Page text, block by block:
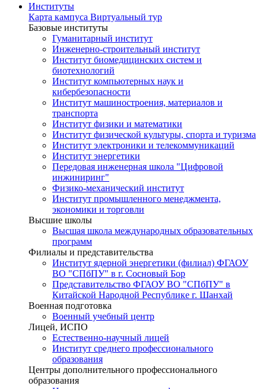
Институты
Карта кампуса Виртуальный тур
Базовые институты
Гуманитарный институт
Инженерно-строительный институт
Институт биомедицинских систем и
биотехнологий
Институт компьютерных наук и
кибербезопасности
Институт машиностроения, материалов и
транспорта
Институт физики и математики
Институт физической культуры, спорта и туризма
Институт электроники и телекоммуникаций
Институт энергетики
Передовая инженерная школа "Цифровой
инжиниринг"
Физико-механический институт
Институт промышленного менеджмента,
экономики и торговли
Высшие школы
Высшая школа международных образовательных
программ
Филиалы и представительства
Институт ядерной энергетики (филиал) ФГАОУ
ВО "СПбПУ" в г. Сосновый Бор
Представительство ФГАОУ ВО "СПбПУ" в
Китайской Народной Республике г. Шанхай
Военная подготовка
Военный учебный центр
Лицей, ИСПО
Естественно-научный лицей
Институт среднего профессионального
образования
Центры дополнительного профессионального
образования